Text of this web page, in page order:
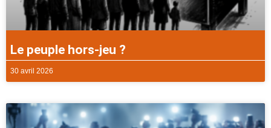
Le peuple hors-jeu ?
30 avril 2026